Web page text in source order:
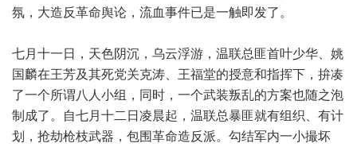
氛，大造反革命舆论，流血事件已是一触即发了。
七月十一日，天色阴沉，乌云浮游，温联总匪首叶少华、姚
国麟在王芳及其死党关克涛、王福堂的授意和指挥下，拚凑
了一个所谓八人小组，同时，一个武装叛乱的方案也随之泡
制成了。自七月十二日凌晨起，温联总暴匪就有组织、有计
划，抢劫枪枝武器，包围革命造反派。勾结军内一小撮坏